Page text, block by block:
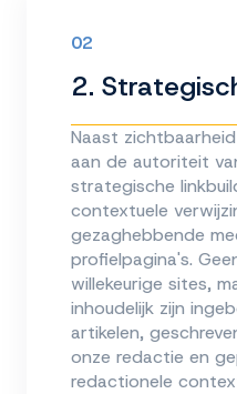
02
2.
Naast
aan de autoriteit
strategische
contextuele
gezaghebbende
profielpagina's.
willekeurige sites,
inhoudelijk zijn
artikelen,
onze redactie en
redactionele